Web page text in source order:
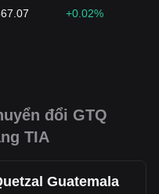
+0.02%
đổi GTQ
TIA
Guatemala